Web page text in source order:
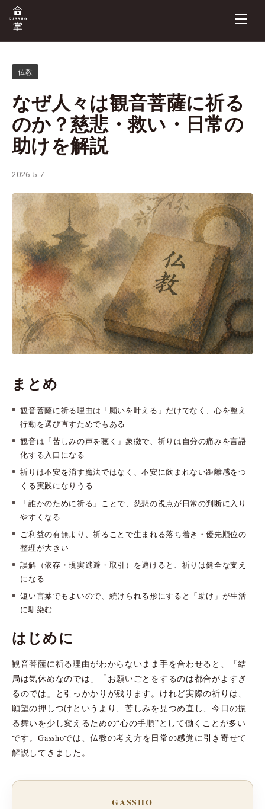
仏教
なぜ人々は観音菩薩に祈る
のか？慈悲・救い・日常の
助けを解説
2026.5.7
まとめ
観音菩薩に祈る理由は「願いを叶える」だけでなく、心を整え
行動を選び直すためでもある
観音は「苦しみの声を聴く」象徴で、祈りは自分の痛みを言語
化する入口になる
祈りは不安を消す魔法ではなく、不安に飲まれない距離感をつ
くる実践になりうる
「誰かのために祈る」ことで、慈悲の視点が日常の判断に入り
やすくなる
ご利益の有無より、祈ることで生まれる落ち着き・優先順位の
整理が大きい
誤解（依存・現実逃避・取引）を避けると、祈りは健全な支え
になる
短い言葉でもよいので、続けられる形にすると「助け」が生活
に馴染む
はじめに
観音菩薩に祈る理由がわからないまま手を合わせると、「結
局は気休めなのでは」「お願いごとをするのは都合がよすぎ
るのでは」と引っかかりが残ります。けれど実際の祈りは、
願望の押しつけというより、苦しみを見つめ直し、今日の振
る舞いを少し変えるための“心の手順”として働くことが多い
です。Gasshoでは、仏教の考え方を日常の感覚に引き寄せて
解説してきました。
GASSHO